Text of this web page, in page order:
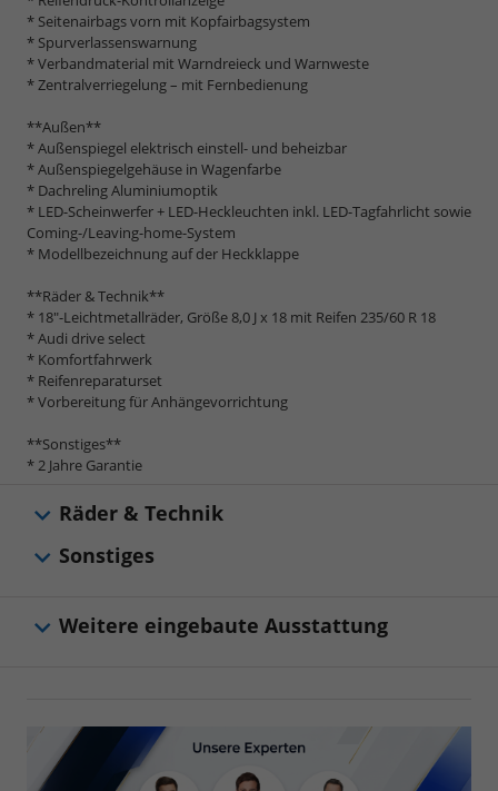
* Seitenairbags vorn mit Kopfairbagsystem
* Spurverlassenswarnung
* Verbandmaterial mit Warndreieck und Warnweste
* Zentralverriegelung – mit Fernbedienung
**Außen**
* Außenspiegel elektrisch einstell- und beheizbar
* Außenspiegelgehäuse in Wagenfarbe
* Dachreling Aluminiumoptik
* LED-Scheinwerfer + LED-Heckleuchten inkl. LED-Tagfahrlicht sowie
Coming-/Leaving-home-System
* Modellbezeichnung auf der Heckklappe
**Räder & Technik**
* 18"-Leichtmetallräder, Größe 8,0 J x 18 mit Reifen 235/60 R 18
* Audi drive select
* Komfortfahrwerk
* Reifenreparaturset
* Vorbereitung für Anhängevorrichtung
**Sonstiges**
* 2 Jahre Garantie
Räder & Technik
Sonstiges
Weitere eingebaute Ausstattung